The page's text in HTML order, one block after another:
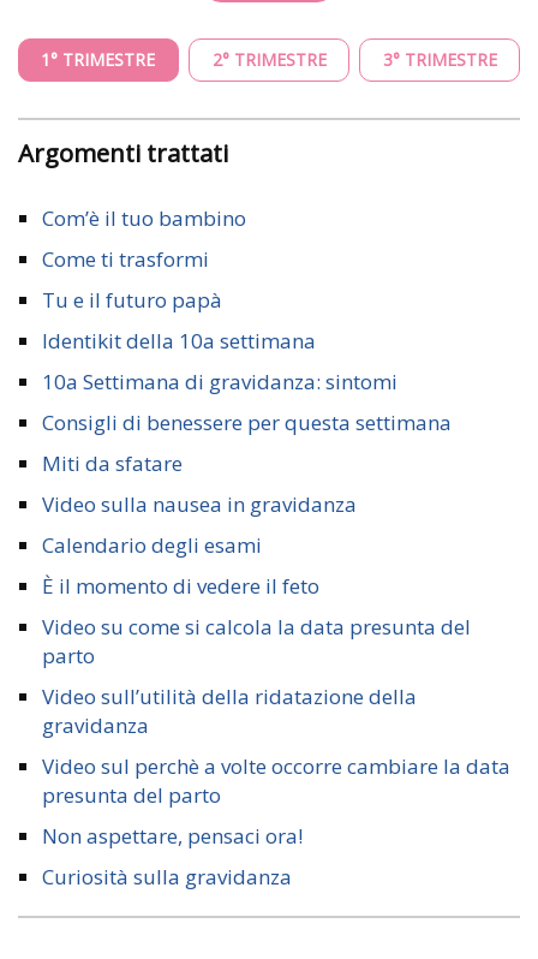
1° TRIMESTRE 2° TRIMESTRE 3° TRIMESTRE
Argomenti trattati
Com’è il tuo bambino
Come ti trasformi
Tu e il futuro papà
Identikit della 10a settimana
10a Settimana di gravidanza: sintomi
Consigli di benessere per questa settimana
Miti da sfatare
Video sulla nausea in gravidanza
Calendario degli esami
È il momento di vedere il feto
Video su come si calcola la data presunta del
parto
Video sull’utilità della ridatazione della
gravidanza
Video sul perchè a volte occorre cambiare la data
presunta del parto
Non aspettare, pensaci ora!
Curiosità sulla gravidanza